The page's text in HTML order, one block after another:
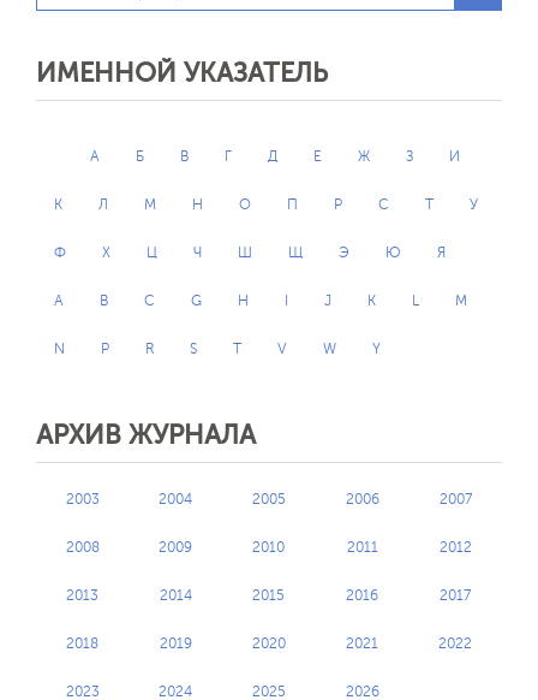
ИМЕННОЙ УКАЗАТЕЛЬ
А Б В Г Д Е Ж З И
К Л М Н О П Р С Т У
Ф Х Ц Ч Ш Щ Э Ю Я
A B C G H J K L M
N P R S T V W Y
АРХИВ ЖУРНАЛА
2003 2004 2005 2006 2007
2008 2009 2010 2011 2012
2013 2014 2015 2016 2017
2018 2019 2020 2021 2022
2023 2024 2025 2026